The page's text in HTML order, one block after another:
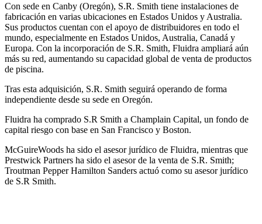
Con sede en Canby (Oregón), S.R. Smith tiene instalaciones de
fabricación en varias ubicaciones en Estados Unidos y Australia.
Sus productos cuentan con el apoyo de distribuidores en todo el
mundo, especialmente en Estados Unidos, Australia, Canadá y
Europa. Con la incorporación de S.R. Smith, Fluidra ampliará aún
más su red, aumentando su capacidad global de venta de productos
de piscina.
Tras esta adquisición, S.R. Smith seguirá operando de forma
independiente desde su sede en Oregón.
Fluidra ha comprado S.R Smith a Champlain Capital, un fondo de
capital riesgo con base en San Francisco y Boston.
McGuireWoods ha sido el asesor jurídico de Fluidra, mientras que
Prestwick Partners ha sido el asesor de la venta de S.R. Smith;
Troutman Pepper Hamilton Sanders actuó como su asesor jurídico
de S.R Smith.